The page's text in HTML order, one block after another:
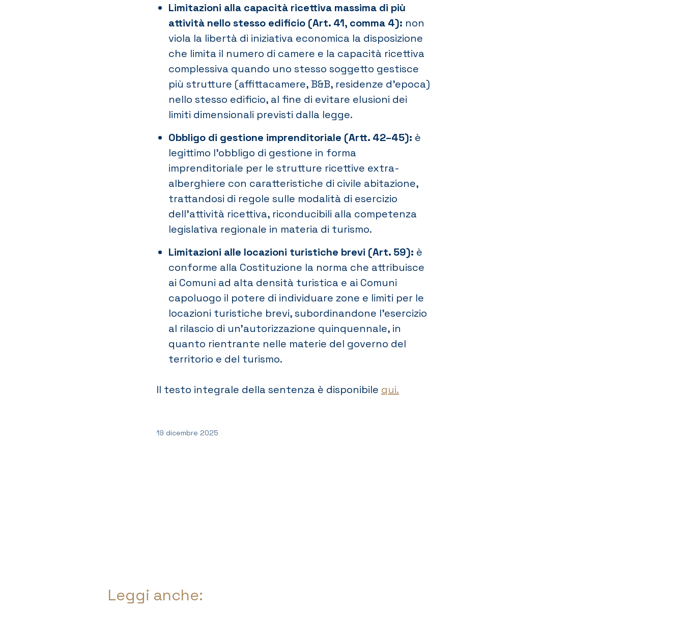
Limitazioni alla capacità ricettiva massima di più
attività nello stesso edificio (Art. 41, comma 4): non
viola la libertà di iniziativa economica la disposizione
che limita il numero di camere e la capacità ricettiva
complessiva quando uno stesso soggetto gestisce
più strutture (affittacamere, B&B, residenze d’epoca)
nello stesso edificio, al fine di evitare elusioni dei
limiti dimensionali previsti dalla legge.
Obbligo di gestione imprenditoriale (Artt. 42–45): è
legittimo l’obbligo di gestione in forma
imprenditoriale per le strutture ricettive extra-
alberghiere con caratteristiche di civile abitazione,
trattandosi di regole sulle modalità di esercizio
dell’attività ricettiva, riconducibili alla competenza
legislativa regionale in materia di turismo.
Limitazioni alle locazioni turistiche brevi (Art. 59): è
conforme alla Costituzione la norma che attribuisce
ai Comuni ad alta densità turistica e ai Comuni
capoluogo il potere di individuare zone e limiti per le
locazioni turistiche brevi, subordinandone l’esercizio
al rilascio di un’autorizzazione quinquennale, in
quanto rientrante nelle materie del governo del
territorio e del turismo.
Il testo integrale della sentenza è disponibile qui.
19 dicembre 2025
Leggi anche: